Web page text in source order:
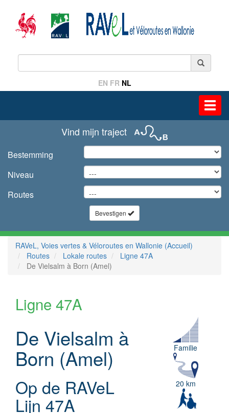
EN FR NL
Vind mijn traject
Bestemming
Niveau
Routes
Bevestigen
RAVeL, Voies vertes & Véloroutes en Wallonie (Accueil)
Routes
Lokale routes
Ligne 47A
De Vielsalm à Born (Amel)
Ligne 47A
De Vielsalm à
Born (Amel)
Op de RAVeL
Lijn 47A
Familie
20 km